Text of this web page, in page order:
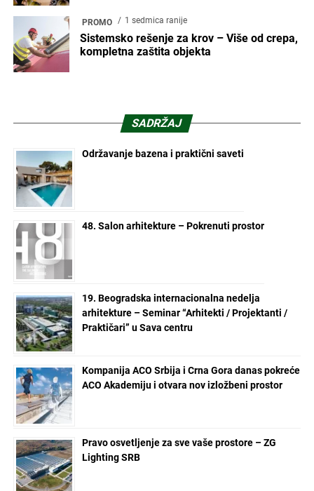
PROMO 1 sedmica ranije
Sistemsko rešenje za krov – Više od crepa,
kompletna zaštita objekta
SADRŽAJ
Održavanje bazena i praktični saveti
48. Salon arhitekture – Pokrenuti prostor
19. Beogradska internacionalna nedelja
arhitekture – Seminar “Arhitekti / Projektanti /
Praktičari” u Sava centru
Kompanija ACO Srbija i Crna Gora danas pokreće
ACO Akademiju i otvara nov izložbeni prostor
Pravo osvetljenje za sve vaše prostore – ZG
Lighting SRB